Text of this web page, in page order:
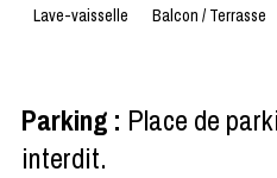
Lave-vaisselle Balcon / Terrasse
Parking : Place de
interdit